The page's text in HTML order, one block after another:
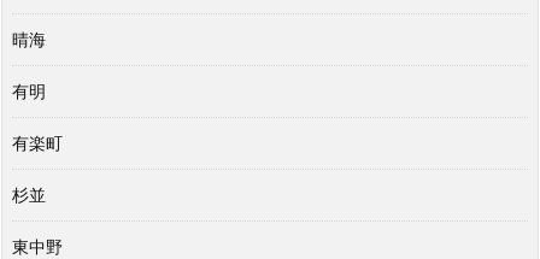
晴海
有明
有楽町
杉並
東中野